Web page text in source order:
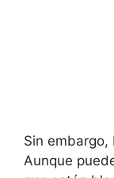
Sin embargo,
Aunque